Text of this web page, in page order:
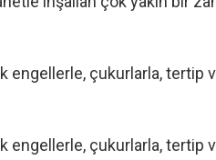
engellerle, çukurlarla, tertip
engellerle, çukurlarla, tertip